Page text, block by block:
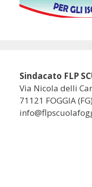
Sindacato FLP
Via Nicola delli
71121 FOGGIA